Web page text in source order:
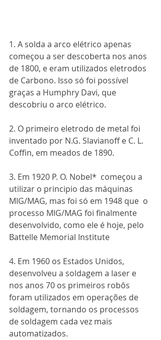
1. A solda a arco elétrico apenas
começou a ser descoberta nos anos
de 1800, e eram utilizados eletrodos
de Carbono. Isso só foi possível
graças a Humphry Davi, que
descobriu o arco elétrico.
2. O primeiro eletrodo de metal foi
inventado por N.G. Slavianoff e C. L.
Coffin, em meados de 1890.
3. Em 1920 P. O. Nobel*  começou a
utilizar o principio das máquinas
MIG/MAG, mas foi só em 1948 que  o
processo MIG/MAG foi finalmente
desenvolvido, como ele é hoje, pelo
Battelle Memorial Institute
4. Em 1960 os Estados Unidos,
desenvolveu a soldagem a laser e
nos anos 70 os primeiros robôs
foram utilizados em operações de
soldagem, tornando os processos
de soldagem cada vez mais
automatizados.